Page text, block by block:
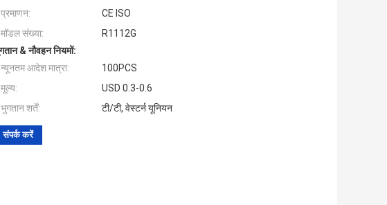
प्रमाणन:
CE ISO
मॉडल संख्या:
R1112G
& नौवहन नियमों:
न्यूनतम आदेश मात्रा:
100PCS
मूल्य:
USD 0.3-0.6
भुगतान शर्तें:
टी/टी, वेस्टर्न यूनियन
संपर्क करें